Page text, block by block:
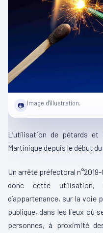
📷 Image d'illustration.
L’utilisation de pétards
Martinique depuis le début
Un arrêté préfectoral
donc cette
d’appartenance, sur la voie
publique, dans les lieux où
personnes, à proximité